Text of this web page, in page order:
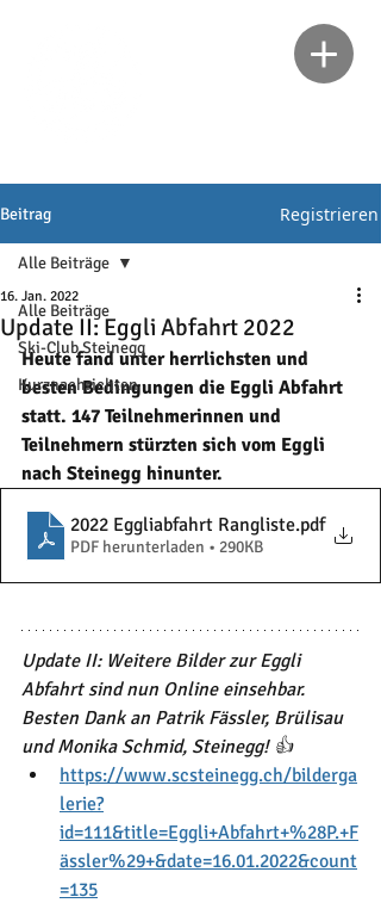
Beitrag Registrieren
Alle Beiträge
Ski-Club Steinegg
Kurznachrichten
Alle Beiträge
Update II: Eggli Abfahrt 2022
16. Jan. 2022
Heute fand unter herrlichsten und
besten Bedingungen die Eggli Abfahrt
statt. 147 Teilnehmerinnen und
Teilnehmern stürzten sich vom Eggli
nach Steinegg hinunter.
2022 Eggliabfahrt Rangliste.pdf
PDF herunterladen • 290KB
Update II: Weitere Bilder zur Eggli
Abfahrt sind nun Online einsehbar.
Besten Dank an Patrik Fässler, Brülisau
und Monika Schmid, Steinegg! 👍
https://www.scsteinegg.ch/bilderga
lerie?
id=111&title=Eggli+Abfahrt+%28P.+F
ässler%29+&date=16.01.2022&count
=135